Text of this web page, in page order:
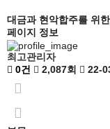
대금과 현악합주를 위
페이지 정보
최고관리자
0건
2,087회 22-